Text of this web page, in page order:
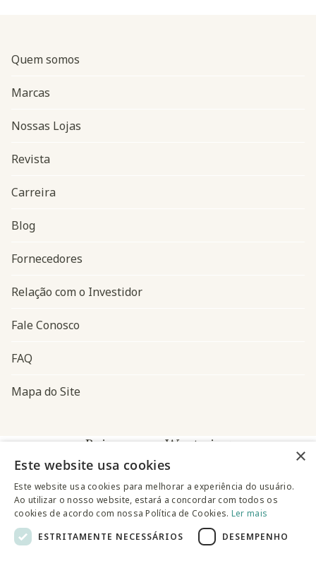
Navegação do rodapé
Quem somos
Marcas
Nossas Lojas
Revista
Carreira
Blog
Fornecedores
Relação com o Investidor
Fale Conosco
FAQ
Mapa do Site
Baixe o app Westwing
×
Este website usa cookies
Este website usa cookies para melhorar a experiência do usuário.
Ao utilizar o nosso website, estará a concordar com todos os
cookies de acordo com nossa Política de Cookies. Ler mais
ESTRITAMENTE NECESSÁRIOS
DESEMPENHO